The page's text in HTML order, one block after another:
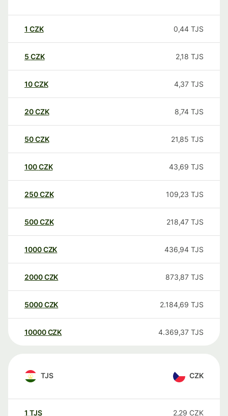
1 CZK 0,44 TJS
5 CZK 2,18 TJS
10CZK 4,37 TJS
20CZK 8,74 TJS
50CZK 21,85 TJS
100CZK 43,69 TJS
250CZK 109,23 TJS
500CZK 218,47 TJS
1000CZK 436,94 TJS
2000CZK 873,87 TJS
5000CZK 2.184,69 TJS
10000 CZK 4.369,37 TJS
TJS CZK
1 TJS 2,29 CZK